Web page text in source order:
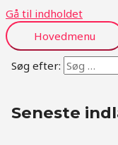
Gå til indholdet
Hovedmenu
Søg efter:
Seneste